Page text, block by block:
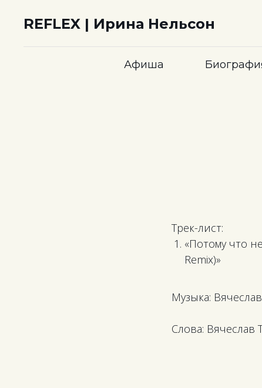
REFLEX | Ирина Нельсон
Афиша
Трек-лист:
«Потому что
Remix)»
Музыка:
Слова: Вячеслав